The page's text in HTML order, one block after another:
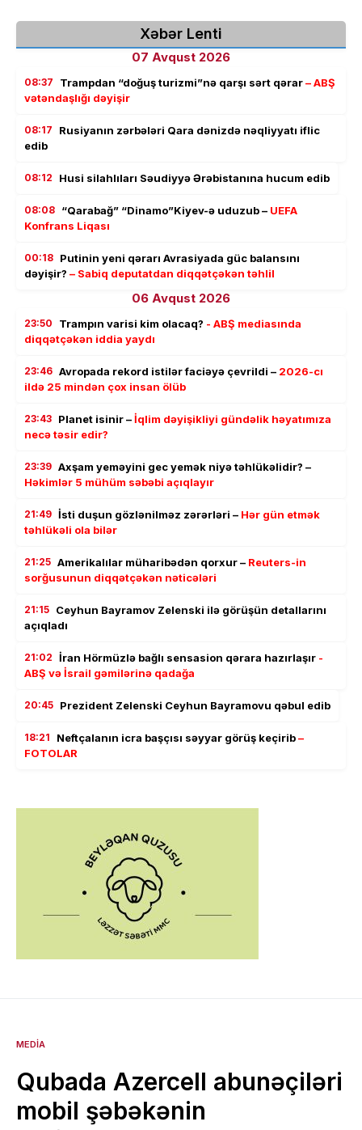
Xəbər Lenti
07 Avqust 2026
08:37 Trampdan “doğuş turizmi”nə qarşı sərt qərar– ABŞ
vətəndaşlığı dəyişir
08:17
Rusiyanın zərbələri Qara dənizdə nəqliyyatı iflic
edib
08:12 Husi silahlıları Səudiyyə Ərəbistanına hucum edib
08:08 “Qarabağ” “Dinamo”Kiyev-ə uduzub – UEFA
Konfrans Liqası
00:18 Putinin yeni qərarı Avrasiyada güc balansını
dəyişir? – Sabiq deputatdan diqqətçəkən təhlil
06 Avqust 2026
23:50 Trampın varisi kim olacaq? - ABŞ mediasında
diqqətçəkən iddia yaydı
23:46 Avropada rekord istilər faciəyə çevrildi – 2026-cı
ildə 25 mindən çox insan ölüb
23:43 Planet isinir –İqlim dəyişikliyi gündəlik həyatımıza
necə təsir edir?
23:39 Axşam yeməyini gec yemək niyə təhlükəlidir? –
Həkimlər 5 mühüm səbəbi açıqlayır
21:49 İsti duşun gözlənilməz zərərləri – Hər gün etmək
təhlükəli ola bilər
21:25 Amerikalılar müharibədən qorxur – Reuters-in
sorğusunun diqqətçəkən nəticələri
21:15 Ceyhun Bayramov Zelenski ilə görüşün detallarını
açıqladı
21:02 İran Hörmüzlə bağlı sensasion qərara hazırlaşır -
ABŞ və İsrail gəmilərinə qadağa
20:45 Prezident Zelenski Ceyhun Bayramovu qəbul edib
18:21 Neftçalanın icra başçısı səyyar görüş keçirib–
FOTOLAR
MEDIA
Qubada Azercell abunəçiləri
mobil şəbəkənin